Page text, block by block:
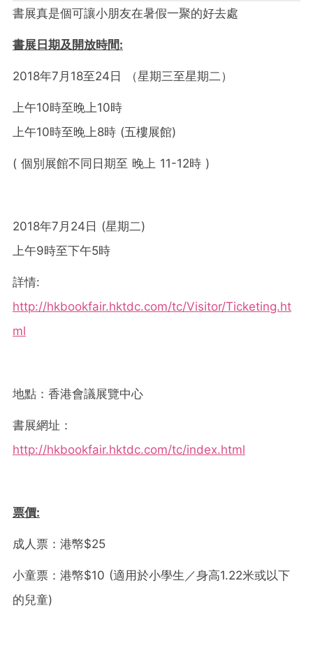
書展真是個可讓小朋友在暑假一聚的好去處
書展日期及開放時間:
2018年7月18至24日 （星期三至星期二）
上午10時至晚上10時
上午10時至晚上8時 (五樓展館)
( 個別展館不同日期至 晚上 11-12時 )
2018年7月24日 (星期二)
上午9時至下午5時
詳情:
http://hkbookfair.hktdc.com/tc/Visitor/Ticketing.ht
ml
地點：香港會議展覽中心
書展網址：
http://hkbookfair.hktdc.com/tc/index.html
票價:
成人票：港幤$25
小童票：港幤$10 (適用於小學生／身高1.22米或以下
的兒童)